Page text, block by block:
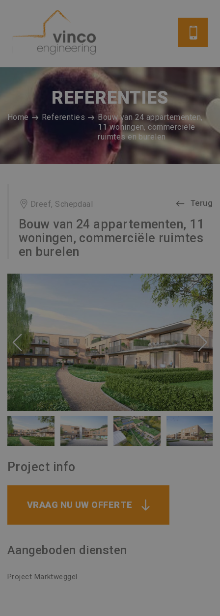
REFERENTIES
Home Referenties
Bouw van 24 appartementen,
11 woningen, commerciële
ruimtes en burelen
Dreef, Schepdaal
Bouw van 24 appartementen, 11
woningen, commerciële ruimtes
en burelen
Terug
Project info
VRAAG NU UW OFFERTE
Aangeboden diensten
Project Marktweggel